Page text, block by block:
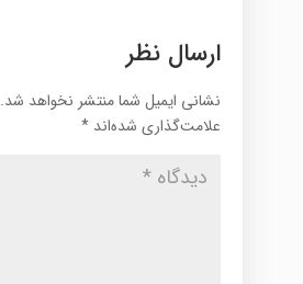
ارسال نظر
نشانی ایمیل شما منتشر نخواهد شد.
علامت‌گذاری شده‌اند *